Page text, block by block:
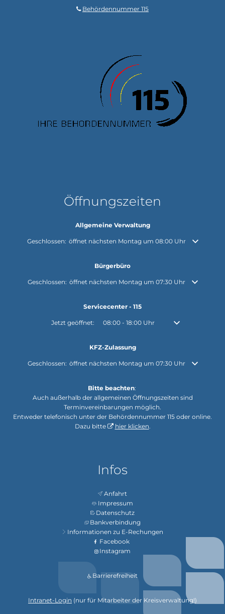
Behördennummer 115
Öffnungszeiten
Allgemeine Verwaltung
Klicken, um weitere Öffnungs- oder Schließzeiten auszublenden
Geschlossen: öffnet nächsten Montag um 08:00 Uhr
Bürgerbüro
Klicken, um weitere Öffnungs- oder Schließzeiten auszublenden
Geschlossen: öffnet nächsten Montag um 07:30 Uhr
Servicecenter - 115
Klicken, um weitere Öffnungs- oder Schließzeiten
Jetzt geöffnet: 08:00 - 18:00 Uhr Von 08:00 bis
KFZ-Zulassung
Klicken, um weitere Öffnungs- oder Schließzeiten auszublenden
Geschlossen: öffnet nächsten Montag um 07:30 Uhr
Bitte beachten:
Auch außerhalb der allgemeinen Öffnungszeiten sind
Terminvereinbarungen möglich.
Entweder telefonisch unter der Behördennummer 115 oder online.
Dazu bitte
hier klicken.
Infos
Anfahrt
Impressum
Datenschutz
Bankverbindung
Informationen zu E-Rechungen
Facebook
Instagram
Barrierefreiheit
Intranet-Login (nur für Mitarbeiter der Kreisverwaltung!)